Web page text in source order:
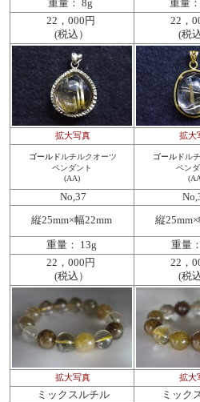
重量： 8g
重量
22，000円
(税込）
22，
(税
拡大写真 拡大
ゴールドルチルクオーツ
ペンダント
(AA)
ゴールドル
ペン
No,37
縦25mm×幅22mm 縦
重量： 13g
重量
22，000円
(税込）
22，
(税
拡大写真 拡大
ミックスルチル
ミック